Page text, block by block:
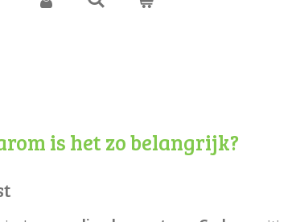
is het zo belangrijk?